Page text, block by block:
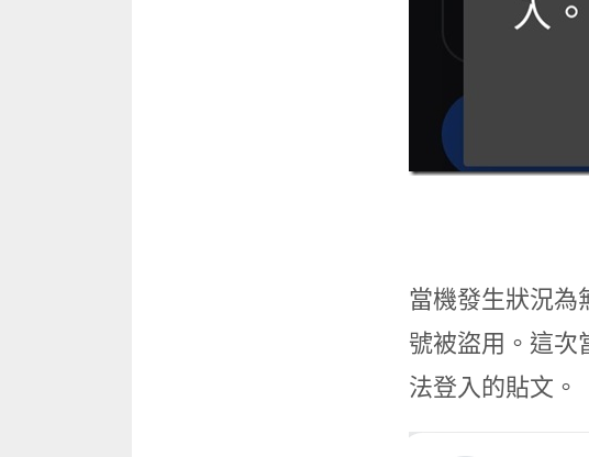
當機發生狀況為
號被盜用。這次
法登入的貼文。